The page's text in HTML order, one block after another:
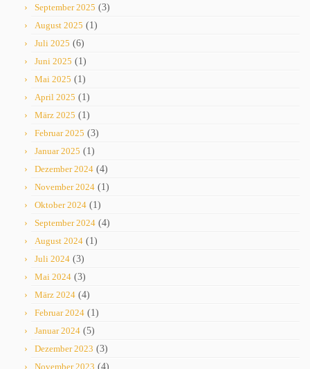
September 2025 (3)
August 2025 (1)
Juli 2025 (6)
Juni 2025 (1)
Mai 2025 (1)
April 2025 (1)
März 2025 (1)
Februar 2025 (3)
Januar 2025 (1)
Dezember 2024 (4)
November 2024 (1)
Oktober 2024 (1)
September 2024 (4)
August 2024 (1)
Juli 2024 (3)
Mai 2024 (3)
März 2024 (4)
Februar 2024 (1)
Januar 2024 (5)
Dezember 2023 (3)
November 2023 (4)